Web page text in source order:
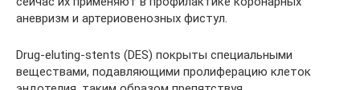
аневризм и артериовенозных фистул.
Drug-eluting-stents (DES) покрыты специальными
веществами, подавляющими пролиферацию клеток